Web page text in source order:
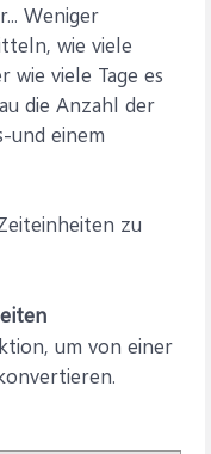
Weniger
wie viele
wie viele Tage es
die Anzahl der
und einem
zu
um von einer